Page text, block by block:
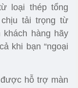
loại thép tổng
tải trọng từ
hàng hãy
khi bạn “ngoại
được hỗ trợ màn